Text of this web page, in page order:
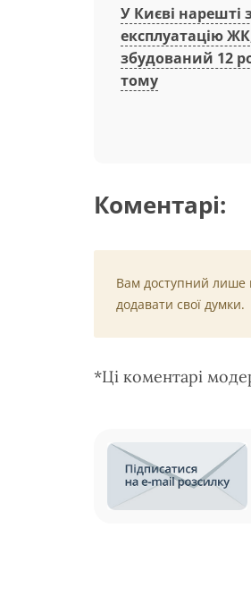
У Києві нарешті
експлуатацію
збудований 12
тому
Коментарі:
Вам доступний лише
додавати свої думки.
*Ці коментарі